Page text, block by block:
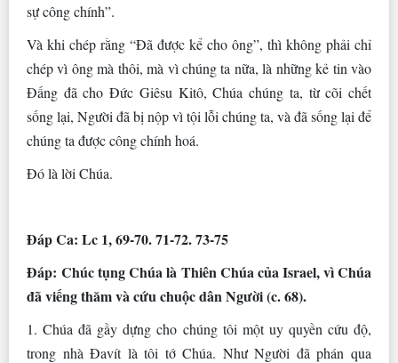
sự công chính”.
Và khi chép rằng “Ðã được kể cho ông”, thì không phải chỉ
chép vì ông mà thôi, mà vì chúng ta nữa, là những kẻ tin vào
Ðấng đã cho Ðức Giêsu Kitô, Chúa chúng ta, từ cõi chết
sống lại, Người đã bị nộp vì tội lỗi chúng ta, và đã sống lại để
chúng ta được công chính hoá.
Ðó là lời Chúa.
Ðáp Ca: Lc 1, 69-70. 71-72. 73-75
Ðáp: Chúc tụng Chúa là Thiên Chúa của Israel, vì Chúa
đã viếng thăm và cứu chuộc dân Người (c. 68).
1. Chúa đã gầy dựng cho chúng tôi một uy quyền cứu độ,
trong nhà Ðavít là tôi tớ Chúa. Như Người đã phán qua